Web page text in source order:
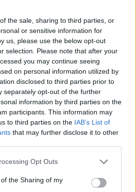
the sale, sharing to third parties, or
or sensitive information for
us, please use the below opt-out
selection. Please note that after your
you may continue seeing
on personal information utilized by
disclosed to third parties prior to
separately opt-out of the further
information by third parties on the
participants. This information may
to third parties on the IAB’s List of
that may further disclose it to other
Opt Outs
the Sharing of my
sur le
sociaux: